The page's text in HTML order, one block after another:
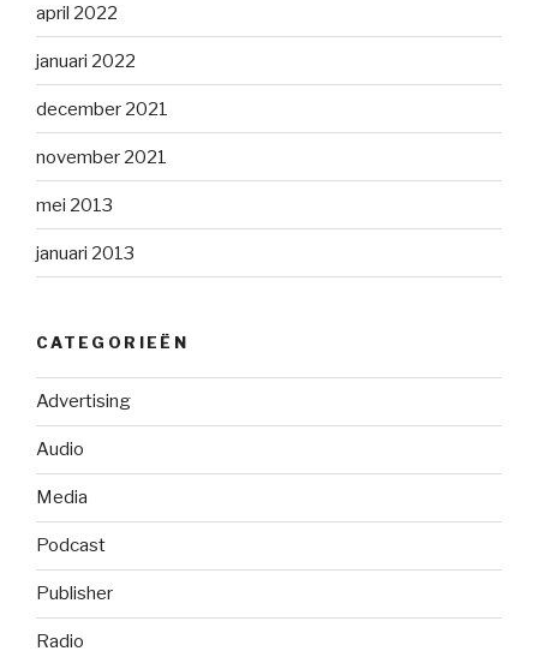
april 2022
januari 2022
december 2021
november 2021
mei 2013
januari 2013
CATEGORIEËN
Advertising
Audio
Media
Podcast
Publisher
Radio